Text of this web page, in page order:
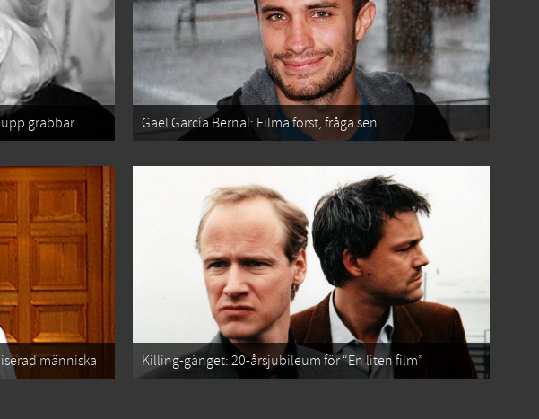
grabbar Gael García Bernal: Filma först, fråga sen
människa Killing-gänget: 20-årsjubileum för “En liten film”